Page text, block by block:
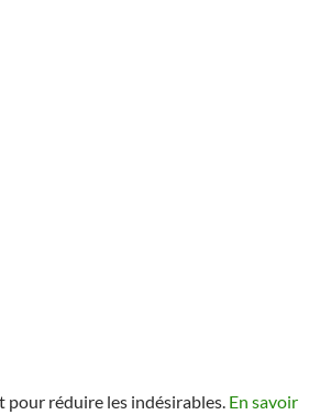
réduire les indésirables. En savoir